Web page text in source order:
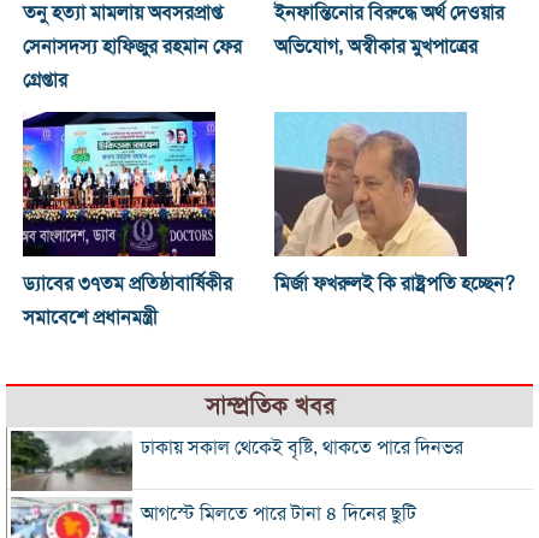
তনু হত্যা মামলায় অবসরপ্রাপ্ত
সেনাসদস্য হাফিজুর রহমান ফের
গ্রেপ্তার
ইনফান্তিনোর বিরুদ্ধে অর্থ দেওয়ার
অভিযোগ, অস্বীকার মুখপাত্রের
ড্যাবের ৩৭তম প্রতিষ্ঠাবার্ষিকীর
সমাবেশে প্রধানমন্ত্রী
মির্জা ফখরুলই কি রাষ্ট্রপতি হচ্ছেন?
সাম্প্রতিক খবর
ঢাকায় সকাল থেকেই বৃষ্টি, থাকতে পারে দিনভর
আগস্টে মিলতে পারে টানা ৪ দিনের ছুটি